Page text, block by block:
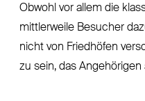
Obwohl vor allem die
mittlerweile Besucher
nicht von Friedhöfen
zu sein, das